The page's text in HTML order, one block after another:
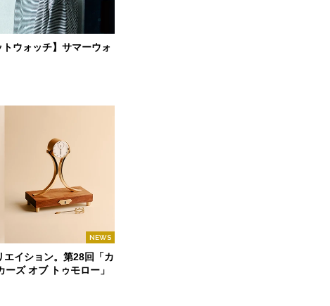
トウォッチ】サマーウォ
NEWS
イション。第28回「カ
ズ オブ トゥモロー」